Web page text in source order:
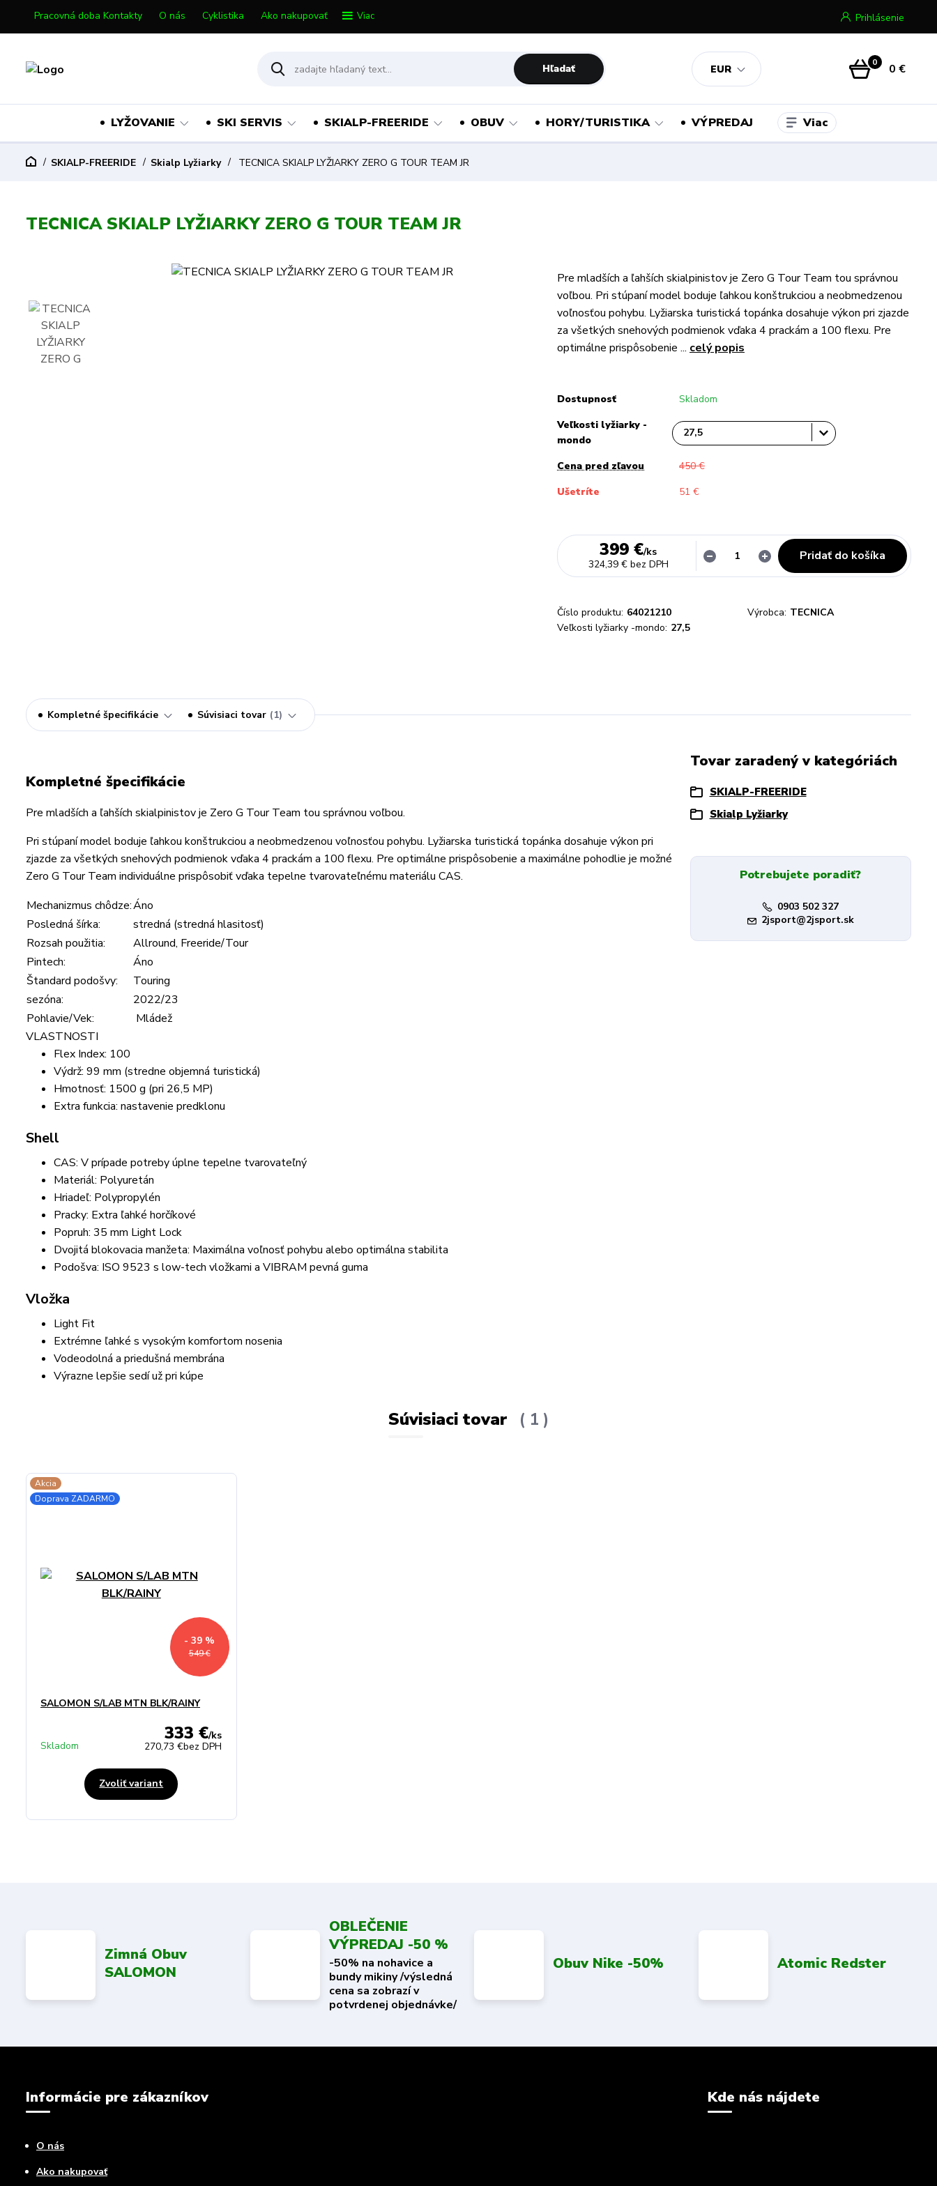
Pracovná doba Kontakty O nás Cyklistika Ako nakupovať Viac
EUR
Prihlásenie
Hľadať 0 0 €
LYŽOVANIE SKI SERVIS SKIALP-FREERIDE OBUV HORY/TURISTIKA VÝPREDAJ Viac
SKIALP-FREERIDE Skialp Lyžiarky TECNICA SKIALP LYŽIARKY ZERO G TOUR TEAM JR
TECNICA SKIALP LYŽIARKY ZERO G TOUR TEAM JR
Pre mladších a ľahších skialpinistov je Zero G Tour Team tou správnou
voľbou. Pri stúpaní model boduje ľahkou konštrukciou a neobmedzenou
voľnosťou pohybu. Lyžiarska turistická topánka dosahuje výkon pri zjazde
za všetkých snehových podmienok vďaka 4 prackám a 100 flexu. Pre
optimálne prispôsobenie ... celý popis
Dostupnosť
Skladom
Veľkosti lyžiarky -
mondo
Cena pred zľavou
450 €
Ušetríte
51 €
399 €/ks
324,39 € bez DPH
Pridať do košíka
Číslo produktu: 64021210 Výrobca: TECNICA
Veľkosti lyžiarky -mondo: 27,5
Kompletné špecifikácie Súvisiaci tovar 1
Kompletné špecifikácie
Pre mladších a ľahších skialpinistov je Zero G Tour Team tou správnou voľbou.
Pri stúpaní model boduje ľahkou konštrukciou a neobmedzenou voľnosťou pohybu. Lyžiarska turistická topánka dosahuje výkon pri
zjazde za všetkých snehových podmienok vďaka 4 prackám a 100 flexu. Pre optimálne prispôsobenie a maximálne pohodlie je možné
Zero G Tour Team individuálne prispôsobiť vďaka tepelne tvarovateľnému materiálu CAS.
Mechanizmus chôdze:Áno
Posledná šírka:
stredná (stredná hlasitosť)
Rozsah použitia:
Allround, Freeride/Tour
Pintech:
Áno
Štandard podošvy:
Touring
sezóna:
2022/23
Pohlavie/Vek:
Mládež
VLASTNOSTI
Flex Index: 100
Výdrž: 99 mm (stredne objemná turistická)
Hmotnosť: 1500 g (pri 26,5 MP)
Extra funkcia: nastavenie predklonu
Shell
CAS: V prípade potreby úplne tepelne tvarovateľný
Materiál: Polyuretán
Hriadeľ: Polypropylén
Pracky: Extra ľahké horčíkové
Popruh: 35 mm Light Lock
Dvojitá blokovacia manžeta: Maximálna voľnosť pohybu alebo optimálna stabilita
Podošva: ISO 9523 s low-tech vložkami a VIBRAM pevná guma
Vložka
Light Fit
Extrémne ľahké s vysokým komfortom nosenia
Vodeodolná a priedušná membrána
Výrazne lepšie sedí už pri kúpe
Tovar zaradený v kategóriách
SKIALP-FREERIDE
Skialp Lyžiarky
Potrebujete poradiť?
0903 502 327
2jsport@2jsport.sk
Súvisiaci tovar 1
Akcia
Doprava ZADARMO
549 €
- 39 %
SALOMON S/LAB MTN BLK/RAINY
333 €/ks
270,73 €bez DPH
Skladom
Zvoliť variant
Zimná Obuv
SALOMON
OBLEČENIE
VÝPREDAJ -50 %
-50% na nohavice a
bundy mikiny /výsledná
cena sa zobrazí v
potvrdenej objednávke/
Obuv Nike -50% Atomic Redster
Informácie pre zákazníkov
O nás
Ako nakupovať
Kde nás nájdete